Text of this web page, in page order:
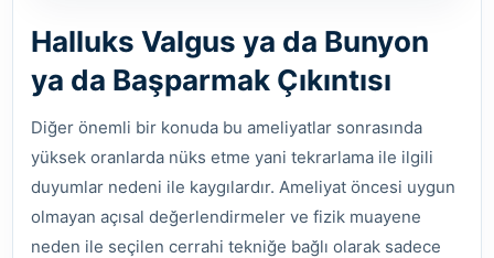
Halluks Valgus ya da Bunyon
ya da Başparmak Çıkıntısı
Diğer önemli bir konuda bu ameliyatlar sonrasında
yüksek oranlarda nüks etme yani tekrarlama ile ilgili
duyumlar nedeni ile kaygılardır. Ameliyat öncesi uygun
olmayan açısal değerlendirmeler ve fizik muayene
neden ile seçilen cerrahi tekniğe bağlı olarak sadece